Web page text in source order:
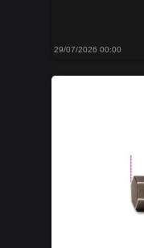
29/07/2026 00:00